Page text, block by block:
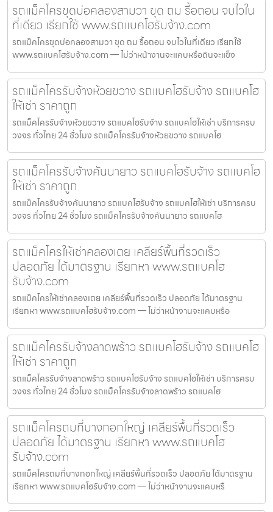
รถแม็คโครขุดบ่อคลองสามวา ขุด ถม รื้อถอน จบไวใน
ที่เดียว เรียกใช้ www.รถแบคโฮรับจ้าง.com
รถแม็คโครขุดบ่อคลองสามวา ขุด ถม รื้อถอน จบไวในที่เดียว เรียกใช้
www.รถแบคโฮรับจ้าง.com — ไม่ว่าหน้างานจะแคบหรือดินจะแข็ง
รถแม็คโครรับจ้างห้วยขวาง รถแบคโฮรับจ้าง รถแบคโฮ
ให้เช่า ราคาถูก
รถแม็คโครรับจ้างห้วยขวาง รถแบคโฮรับจ้าง รถแบคโฮให้เช่า บริการครบ
วงจร ทั่วไทย 24 ชั่วโมง รถแม็คโครรับจ้างห้วยขวาง รถแบคโฮ
รถแม็คโครรับจ้างคันนายาว รถแบคโฮรับจ้าง รถแบคโฮ
ให้เช่า ราคาถูก
รถแม็คโครรับจ้างคันนายาว รถแบคโฮรับจ้าง รถแบคโฮให้เช่า บริการครบ
วงจร ทั่วไทย 24 ชั่วโมง รถแม็คโครรับจ้างคันนายาว รถแบคโฮ
รถแม็คโครให้เช่าคลองเตย เคลียร์พื้นที่รวดเร็ว
ปลอดภัย ได้มาตรฐาน เรียกหา www.รถแบคโฮ
รับจ้าง.com
รถแม็คโครให้เช่าคลองเตย เคลียร์พื้นที่รวดเร็ว ปลอดภัย ได้มาตรฐาน
เรียกหา www.รถแบคโฮรับจ้าง.com — ไม่ว่าหน้างานจะแคบหรือ
รถแม็คโครรับจ้างลาดพร้าว รถแบคโฮรับจ้าง รถแบคโฮ
ให้เช่า ราคาถูก
รถแม็คโครรับจ้างลาดพร้าว รถแบคโฮรับจ้าง รถแบคโฮให้เช่า บริการครบ
วงจร ทั่วไทย 24 ชั่วโมง รถแม็คโครรับจ้างลาดพร้าว รถแบคโฮ
รถแม็คโครถมที่บางกอกใหญ่ เคลียร์พื้นที่รวดเร็ว
ปลอดภัย ได้มาตรฐาน เรียกหา www.รถแบคโฮ
รับจ้าง.com
รถแม็คโครถมที่บางกอกใหญ่ เคลียร์พื้นที่รวดเร็ว ปลอดภัย ได้มาตรฐาน
เรียกหา www.รถแบคโฮรับจ้าง.com — ไม่ว่าหน้างานจะแคบหรื